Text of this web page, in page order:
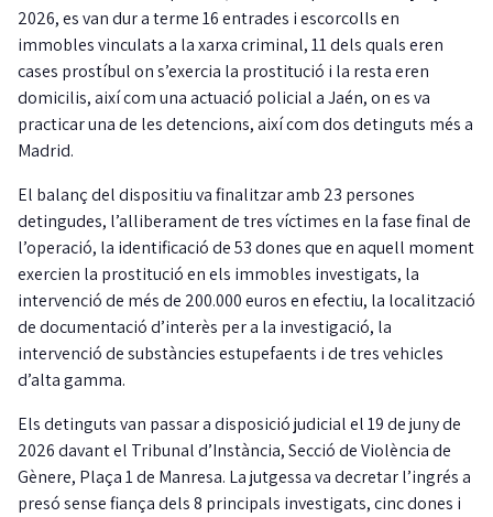
2026, es van dur a terme 16 entrades i escorcolls en
immobles vinculats a la xarxa criminal, 11 dels quals eren
cases prostíbul on s’exercia la prostitució i la resta eren
domicilis, així com una actuació policial a Jaén, on es va
practicar una de les detencions, així com dos detinguts més a
Madrid.
El balanç del dispositiu va finalitzar amb 23 persones
detingudes, l’alliberament de tres víctimes en la fase final de
l’operació, la identificació de 53 dones que en aquell moment
exercien la prostitució en els immobles investigats, la
intervenció de més de 200.000 euros en efectiu, la localització
de documentació d’interès per a la investigació, la
intervenció de substàncies estupefaents i de tres vehicles
d’alta gamma.
Els detinguts van passar a disposició judicial el 19 de juny de
2026 davant el Tribunal d’Instància, Secció de Violència de
Gènere, Plaça 1 de Manresa. La jutgessa va decretar l’ingrés a
presó sense fiança dels 8 principals investigats, cinc dones i